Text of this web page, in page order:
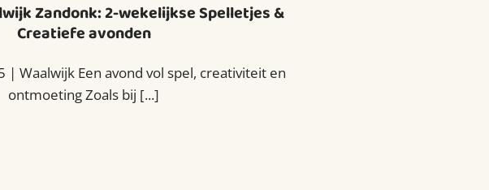
Zandonk: 2-wekelijkse Spelletjes &
Creatiefe avonden
| Waalwijk Een avond vol spel, creativiteit en
ontmoeting Zoals bij [...]